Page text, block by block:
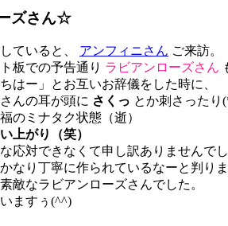
ズさん☆
ていると、 アンフィニさん ご来訪。
板での予告通り ラビアンローズさん
はー」とお互いお辞儀をした時に、
んの耳が頭に さくっ とか刺さったり
のミナタク状態（逝）
上がり（笑）
応対できなくて申し訳ありませんで
なり丁寧に作られているなーと判りま
敵なラビアンローズさんでした。
ますぅ(^^)